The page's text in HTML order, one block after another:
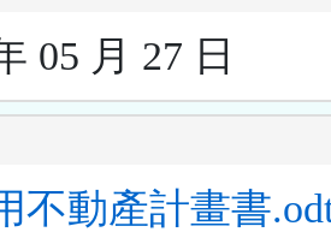
05 月 27 日
不動產計畫書